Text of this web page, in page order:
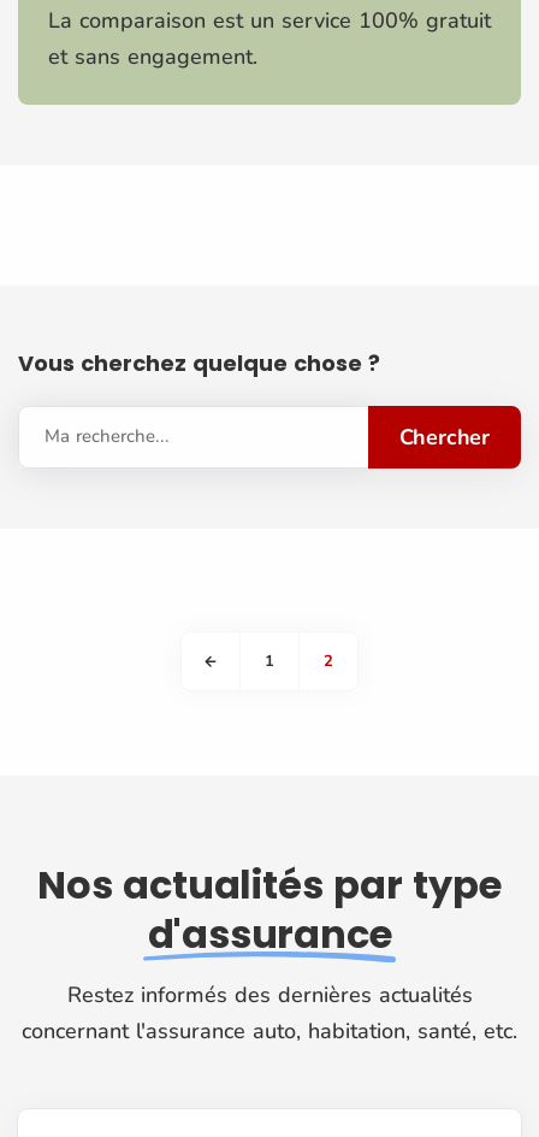
La comparaison est un service 100% gratuit
et sans engagement.
Vous cherchez quelque chose ?
Ma recherche... Chercher
1 2
Nos actualités par type
d'assurance
Restez informés des dernières actualités
concernant l'assurance auto, habitation, santé, etc.